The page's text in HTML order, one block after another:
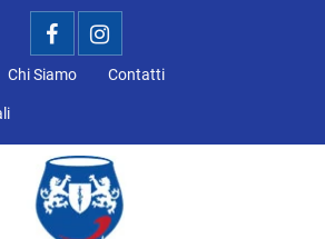
Chi Siamo Contatti